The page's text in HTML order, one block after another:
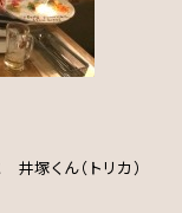
塚くん（トリカ）